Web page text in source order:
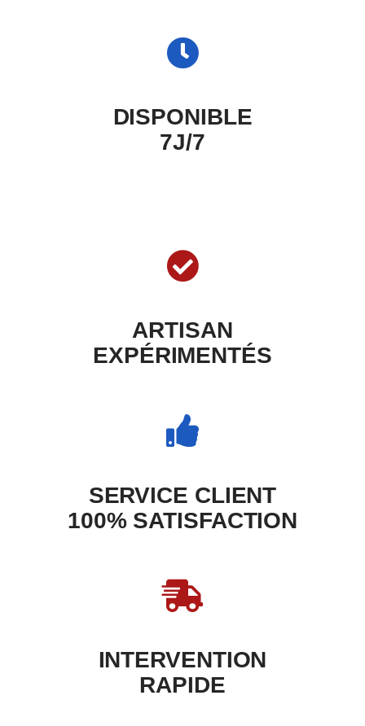
DISPONIBLE
7J/7
ARTISAN
EXPÉRIMENTÉS
SERVICE CLIENT
100% SATISFACTION
INTERVENTION
RAPIDE